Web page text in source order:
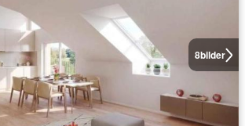
8bilder